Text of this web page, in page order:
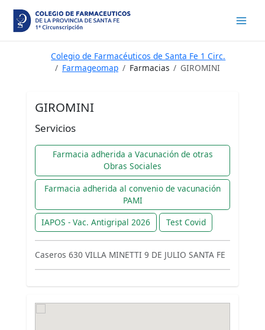
contenido
Colegio de Farmacéuticos de Santa Fe 1 Circ.
Farmageomap
Farmacias GIROMINI
GIROMINI
Servicios
Farmacia adherida a Vacunación de otras
Obras Sociales
Farmacia adherida al convenio de vacunación
PAMI
IAPOS - Vac. Antigripal 2026
Test Covid
Caseros 630 VILLA MINETTI 9 DE JULIO SANTA FE